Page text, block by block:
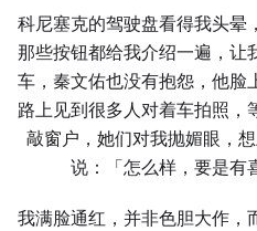
科尼塞克的驾驶盘看得我头晕
那些按钮都给我介绍一遍，让
车，秦文佑也没有抱怨，他脸
路上见到很多人对着车拍照，
敲窗户，她们对我抛媚眼，
说：「怎么样，要是有
我满脸通红，并非色胆大作，